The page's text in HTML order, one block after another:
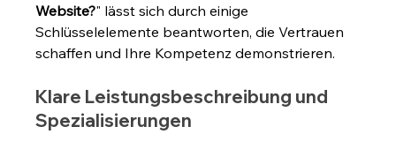
Website?" lässt sich durch einige
Schlüsselelemente beantworten, die Vertrauen
schaffen und Ihre Kompetenz demonstrieren.
Klare Leistungsbeschreibung und
Spezialisierungen